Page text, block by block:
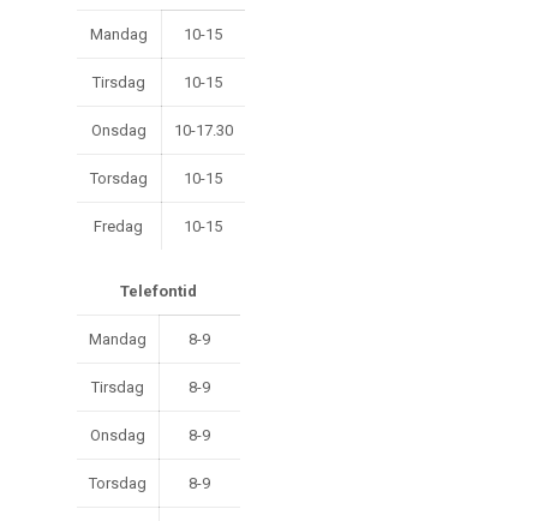
Mandag 10-15
Tirsdag 10-15
Onsdag 10-17.30
Torsdag 10-15
Fredag 10-15
Telefontid
Mandag 8-9
Tirsdag 8-9
Onsdag 8-9
Torsdag 8-9